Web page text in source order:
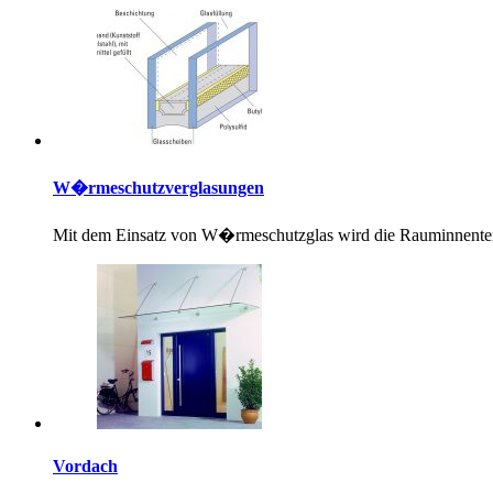
W�rmeschutzverglasungen
Mit dem Einsatz von W�rmeschutzglas wird die
Vordach